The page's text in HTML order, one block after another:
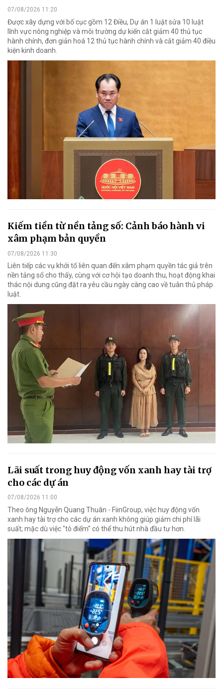
07/08/2026 11:20
Được xây dựng với bố cục gồm 12 Điều, Dự án 1 luật sửa 10 luật
lĩnh vực nông nghiệp và môi trường dự kiến cắt giảm 40 thủ tục
hành chính, đơn giản hoá 12 thủ tục hành chính và cắt giảm 40 điều
kiện kinh doanh.
Kiếm tiền từ nền tảng số: Cảnh báo hành vi
xâm phạm bản quyền
07/08/2026 11:30
Liên tiếp các vụ khởi tố liên quan đến xâm phạm quyền tác giả trên
nền tảng số cho thấy, cùng với cơ hội tạo doanh thu, hoạt động khai
thác nội dung cũng đặt ra yêu cầu ngày càng cao về tuân thủ pháp
luật.
Lãi suất trong huy động vốn xanh hay tài trợ
cho các dự án
07/08/2026 11:00
Theo ông Nguyễn Quang Thuân - FiinGroup, việc huy động vốn
xanh hay tài trợ cho các dự án xanh không giúp giảm chi phí lãi
suất; mặc dù việc "tô điểm" có thể thu hút nhà đầu tư hơn.